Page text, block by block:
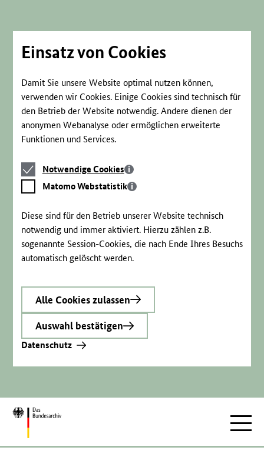
Einsatz von Cookies
Damit Sie unsere Website optimal nutzen können,
verwenden wir Cookies. Einige Cookies sind technisch für
den Betrieb der Website notwendig. Andere dienen der
anonymen Webanalyse oder ermöglichen erweiterte
Funktionen und Services.
Notwendige
Cookies
Notwendige Cookies
Matomo
Webstatistik
Matomo Webstatistik
Diese sind für den Betrieb unserer Website technisch
notwendig und immer aktiviert. Hierzu zählen z.B.
sogenannte Session-Cookies, die nach Ende Ihres Besuchs
automatisch gelöscht werden.
Alle Cookies zulassen
Auswahl bestätigen
Datenschutz
Zur